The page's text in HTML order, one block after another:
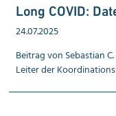
Long COVID:
24.07.2025
Beitrag von Sebastian
Leiter der